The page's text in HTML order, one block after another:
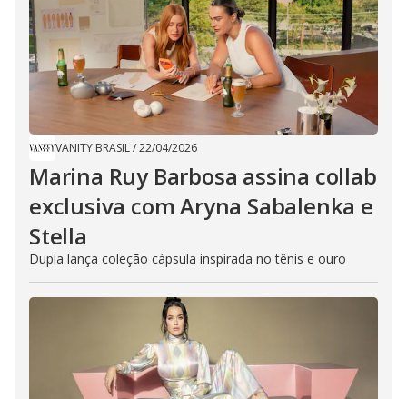
VANITY BRASIL/22/04/2026
Marina Ruy Barbosa assina collab
exclusiva com Aryna Sabalenka e
Stella
Dupla lança coleção cápsula inspirada no tênis e ouro